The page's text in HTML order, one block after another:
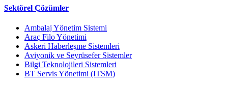
Sektörel Çözümler
Ambalaj Yönetim Sistemi
Araç Filo Yönetimi
Askeri Haberleşme Sistemleri
Aviyonik ve Seyrüsefer Sistemler
Bilgi Teknolojileri Sistemleri
BT Servis Yönetimi (ITSM)